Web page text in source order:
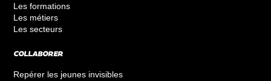
Les formations
Les métiers
Les secteurs
COLLABORER
Repérer les jeunes invisibles